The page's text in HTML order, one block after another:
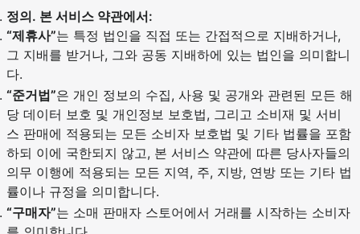
정의. 본 서비스 약관에서:
“제휴사”는 특정 법인을 직접 또는 간접적으로 지배하거나,
그 지배를 받거나, 그와 공동 지배하에 있는 법인을 의미합니
다.
“준거법”은 개인 정보의 수집, 사용 및 공개와 관련된 모든 해
당 데이터 보호 및 개인정보 보호법, 그리고 소비재 및 서비
스 판매에 적용되는 모든 소비자 보호법 및 기타 법률을 포함
하되 이에 국한되지 않고, 본 서비스 약관에 따른 당사자들의
의무 이행에 적용되는 모든 지역, 주, 지방, 연방 또는 기타 법
률이나 규정을 의미합니다.
“구매자”는 소매 판매자 스토어에서 거래를 시작하는 소비자